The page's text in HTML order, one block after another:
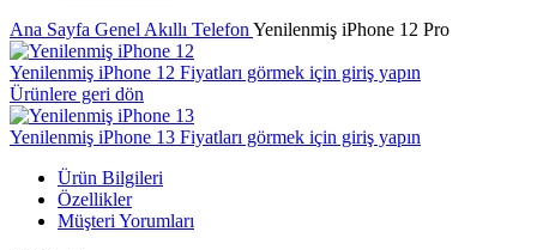
Ana Sayfa Genel Akıllı Telefon Yenilenmiş iPhone 12 Pro
Yenilenmiş iPhone 12 Fiyatları görmek için giriş yapın
Ürünlere geri dön
Yenilenmiş iPhone 13 Fiyatları görmek için giriş yapın
Ürün Bilgileri
Özellikler
Müşteri Yorumları